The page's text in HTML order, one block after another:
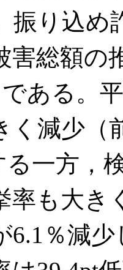
振り込め
害総額の
ある。
く減少（
る一方，
率も大き
6.1％減